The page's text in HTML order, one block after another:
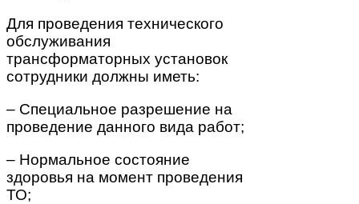
Для проведения технического
обслуживания
трансформаторных установок
сотрудники должны иметь:
– Специальное разрешение на
проведение данного вида работ;
– Нормальное состояние
здоровья на момент проведения
ТО;